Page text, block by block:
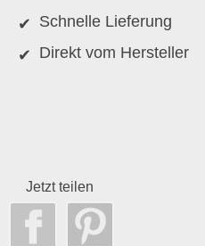
Schnelle Lieferung
Direkt vom Hersteller
Jetzt teilen